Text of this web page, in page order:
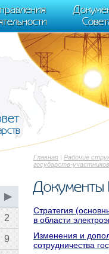
j++) {if
(window,
Главная | Рабочие
государств-
Документы
Стратегия
в области
Изменения и
сотрудничества
▶
2
9